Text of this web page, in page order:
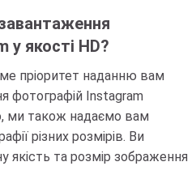
у якості HD?
пріоритет наданню вам
фотографій Instagram
ми також надаємо вам
різних розмірів. Ви
якість та розмір зображення